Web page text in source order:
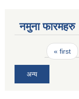
नमुना फारमहरु
Pages« first
अन्य